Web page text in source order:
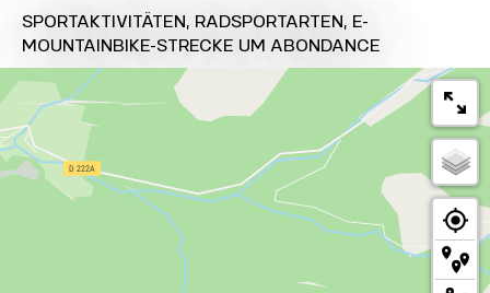
SPORTAKTIVITÄTEN, RADSPORTARTEN, E-
MOUNTAINBIKE-STRECKE UM ABONDANCE